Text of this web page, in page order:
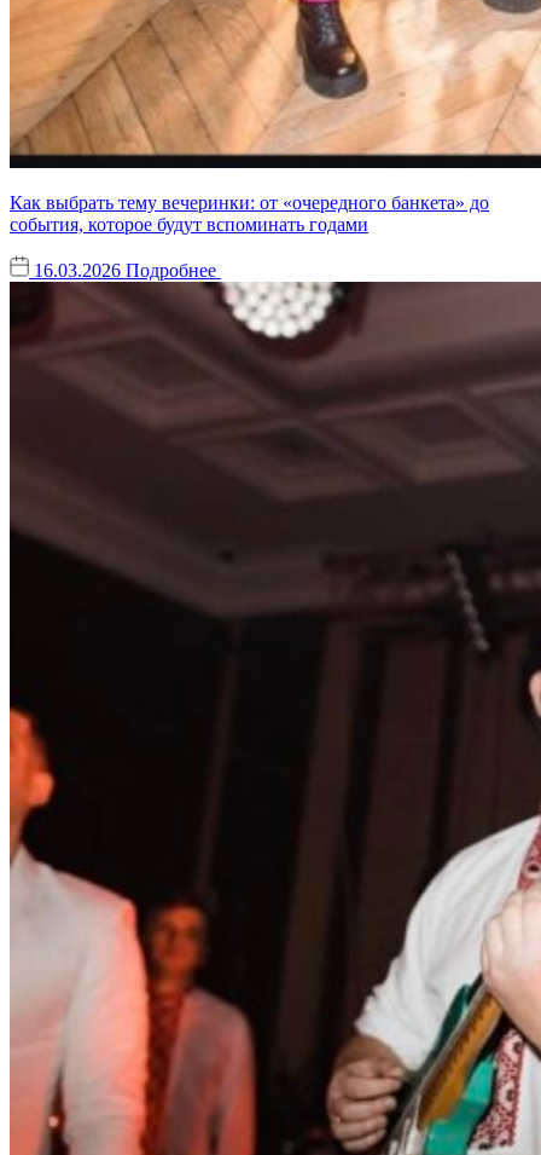
Как выбрать тему вечеринки: от «очередного банкета» до
события, которое будут вспоминать годами
16.03.2026 Подробнее